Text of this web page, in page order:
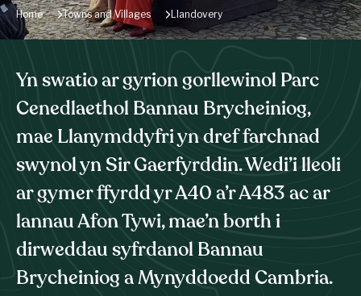
Home Towns and Villages Llandovery
Yn swatio ar gyrion gorllewinol Parc
Cenedlaethol Bannau Brycheiniog,
mae Llanymddyfri yn dref farchnad
swynol yn Sir Gaerfyrddin. Wedi’i lleoli
ar gymer ffyrdd yr A40 a’r A483 ac ar
lannau Afon Tywi, mae’n borth i
dirweddau syfrdanol Bannau
Brycheiniog a Mynyddoedd Cambria.